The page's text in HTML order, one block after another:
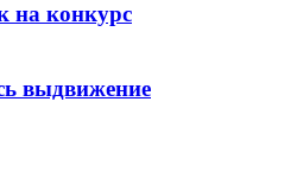
на конкурс
выдвижение